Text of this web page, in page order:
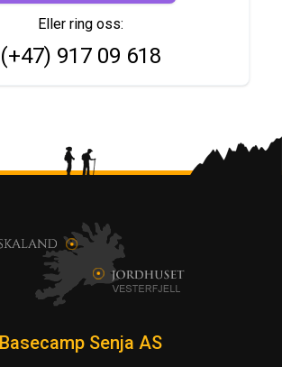
Eller ring oss:
(+47) 917 09 618
Basecamp Senja AS